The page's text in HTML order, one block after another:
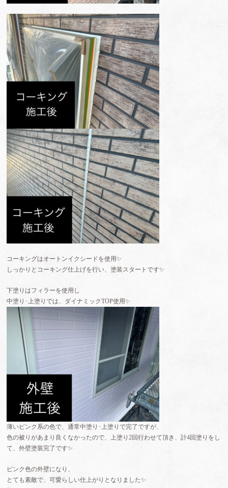
コーキングはオートンイクシードを使用✨
しっかりとコーキング仕上げを行い、塗装スタートです✨
下塗りはフィラーを使用し
中塗り･上塗りでは、ダイナミックTOP使用✨
薄いピンク系の色で、通常中塗り･上塗りで完了ですが、
色の被りがあまり良くなかったので、上塗り2回行わせて頂き、計4回塗りをし
て、外壁塗装完了です✨
ピンク色の外壁になり、
とても素敵で、可愛らしい仕上がりとなりました✨